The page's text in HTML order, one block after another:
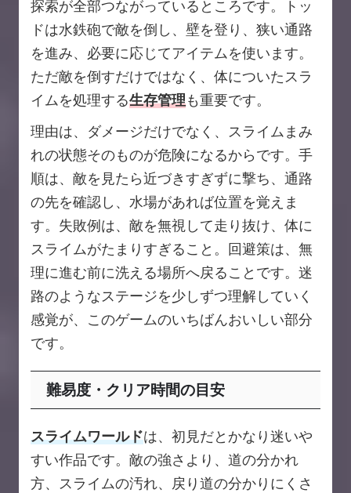
探索が全部つながっているところです。トッ
ドは水鉄砲で敵を倒し、壁を登り、狭い通路
を進み、必要に応じてアイテムを使います。
ただ敵を倒すだけではなく、体についたスラ
イムを処理する生存管理も重要です。
理由は、ダメージだけでなく、スライムまみ
れの状態そのものが危険になるからです。手
順は、敵を見たら近づきすぎずに撃ち、通路
の先を確認し、水場があれば位置を覚えま
す。失敗例は、敵を無視して走り抜け、体に
スライムがたまりすぎること。回避策は、無
理に進む前に洗える場所へ戻ることです。迷
路のようなステージを少しずつ理解していく
感覚が、このゲームのいちばんおいしい部分
です。
難易度・クリア時間の目安
スライムワールドは、初見だとかなり迷いや
すい作品です。敵の強さより、道の分かれ
方、スライムの汚れ、戻り道の分かりにくさ